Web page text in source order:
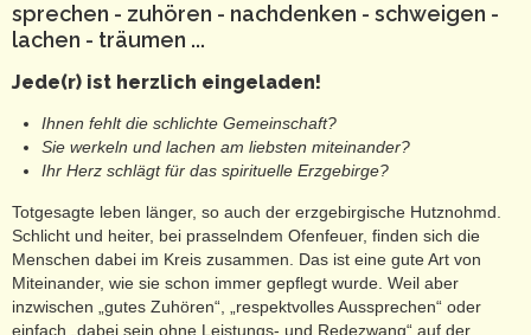
sprechen - zuhören - nachdenken - schweigen -
lachen - träumen ...
Jede(r) ist herzlich eingeladen!
Ihnen fehlt die schlichte Gemeinschaft?
Sie werkeln und lachen am liebsten miteinander?
Ihr Herz schlägt für das spirituelle Erzgebirge?
Totgesagte leben länger, so auch der erzgebirgische Hutznohmd.
Schlicht und heiter, bei prasselndem Ofenfeuer, finden sich die
Menschen dabei im Kreis zusammen. Das ist eine gute Art von
Miteinander, wie sie schon immer gepflegt wurde. Weil aber
inzwischen „gutes Zuhören“, „respektvolles Aussprechen“ oder
einfach „dabei sein ohne Leistungs- und Redezwang“ auf der